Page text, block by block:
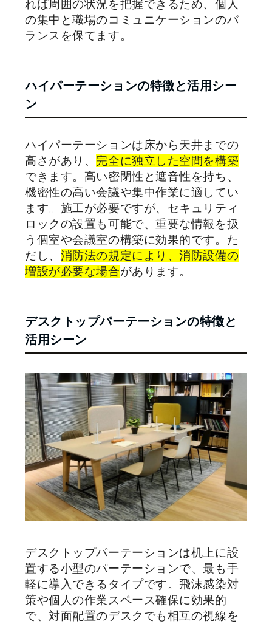
れば周囲の状況を把握できるため、個人
の集中と職場のコミュニケーションのバ
ランスを保てます。
ハイパーテーションの特徴と活用シー
ン
ハイパーテーションは床から天井までの
高さがあり、 完全に独立した空間を構築
できます。高い密閉性と遮音性を持ち、
機密性の高い会議や集中作業に適してい
ます。施工が必要ですが、セキュリティ
ロックの設置も可能で、重要な情報を扱
う個室や会議室の構築に効果的です。た
だし、 消防法の規定により、消防設備の
増設が必要な場合があります。
デスクトップパーテーションの特徴と
活用シーン
デスクトップパーテーションは机上に設
置する小型のパーテーションで、最も手
軽に導入できるタイプです。飛沫感染対
策や個人の作業スペース確保に効果的
で、対面配置のデスクでも相互の視線を